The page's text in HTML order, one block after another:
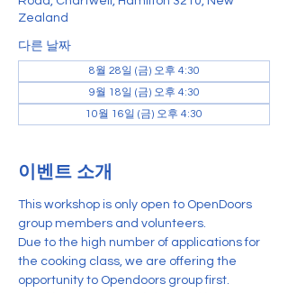
Zealand
다른 날짜
8월 28일 (금) 오후 4:30
9월 18일 (금) 오후 4:30
10월 16일 (금) 오후 4:30
이벤트 소개
This workshop is only open to OpenDoors
group members and volunteers.
Due to the high number of applications for
the cooking class, we are offering the
opportunity to Opendoors group first.